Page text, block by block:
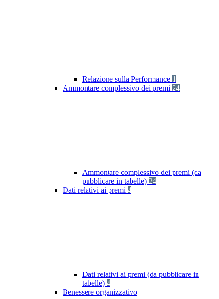
Relazione sulla Performance 1
Ammontare complessivo dei premi 24
Ammontare complessivo dei premi (da
pubblicare in tabelle) 24
Dati relativi ai premi 4
Dati relativi ai premi (da pubblicare in
tabelle) 4
Benessere organizzativo